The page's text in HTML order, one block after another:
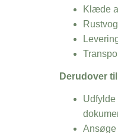
Klæde
Derudover